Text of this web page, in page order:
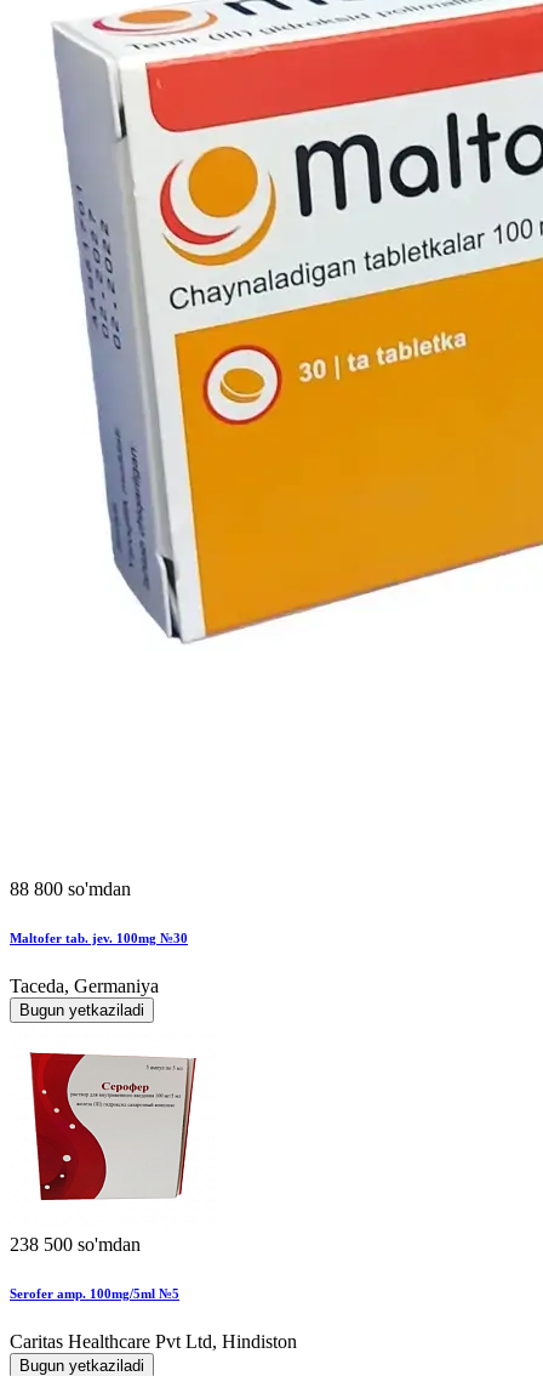
88 800 so'mdan
Maltofer tab. jev. 100mg №30
Taceda, Germaniya
Bugun yetkaziladi
238 500 so'mdan
Serofer amp. 100mg/5ml №5
Caritas Healthcare Pvt Ltd, Hindiston
Bugun yetkaziladi